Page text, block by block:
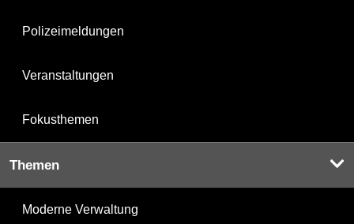
Polizeimeldungen
Veranstaltungen
Fokusthemen
Themen
Moderne Verwaltung